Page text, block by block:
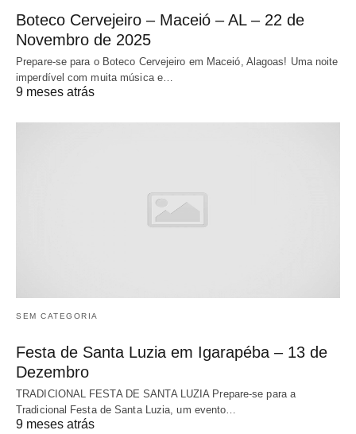
Boteco Cervejeiro – Maceió – AL – 22 de
Novembro de 2025
Prepare-se para o Boteco Cervejeiro em Maceió, Alagoas! Uma noite
imperdível com muita música e…
9 meses atrás
SEM CATEGORIA
Festa de Santa Luzia em Igarapéba – 13 de
Dezembro
TRADICIONAL FESTA DE SANTA LUZIA Prepare-se para a
Tradicional Festa de Santa Luzia, um evento…
9 meses atrás